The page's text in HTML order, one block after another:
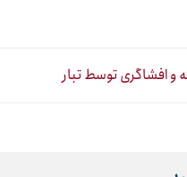
افشاگری توسط تبار